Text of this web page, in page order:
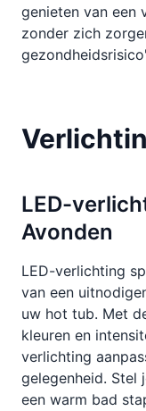
genieten van een
zonder zich
LED-
Avonden
LED-verlichting
van een
uw hot tub. Met
kleuren en
verlichting
gelegenheid. Stel
een warm bad